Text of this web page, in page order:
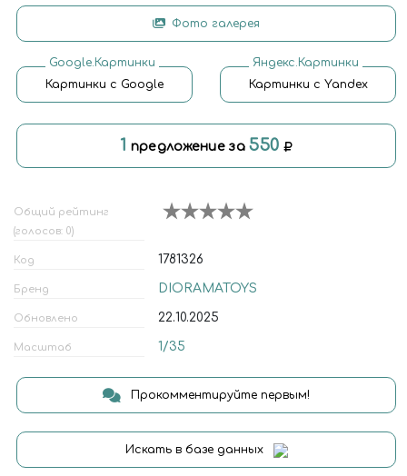
Фото галерея
Google.Картинки
Картинки с Google
Яндекс.Картинки
Картинки с Yandex
1 предложение за550
Общий рейтинг
(голосов: 0)
Код 1781326
Бренд DIORAMATOYS
Обновлено 22.10.2025
Масштаб 1/35
Прокомментируйте первым!
Искать в базе данных